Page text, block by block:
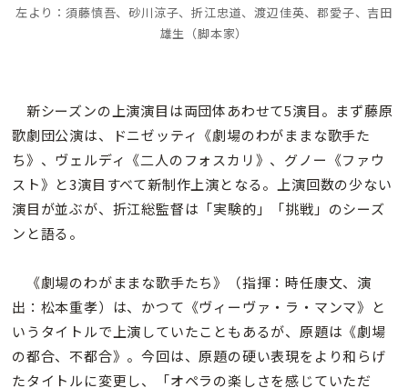
左より：須藤慎吾、砂川涼子、折江忠道、渡辺佳英、郡愛子、吉田
雄生（脚本家）
新シーズンの上演演目は両団体あわせて5演目。まず藤原
歌劇団公演は、ドニゼッティ《劇場のわがままな歌手た
ち》、ヴェルディ《二人のフォスカリ》、グノー《ファウ
スト》と3演目すべて新制作上演となる。上演回数の少ない
演目が並ぶが、折江総監督は「実験的」「挑戦」のシーズ
ンと語る。
《劇場のわがままな歌手たち》（指揮：時任康文、演
出：松本重孝）は、かつて《ヴィーヴァ・ラ・マンマ》と
いうタイトルで上演していたこともあるが、原題は《劇場
の都合、不都合》。今回は、原題の硬い表現をより和らげ
たタイトルに変更し、「オペラの楽しさを感じていただ